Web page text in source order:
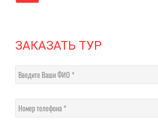
ЗАКАЗАТЬ ТУР
Введите Ваши ФИО
Номер телефона